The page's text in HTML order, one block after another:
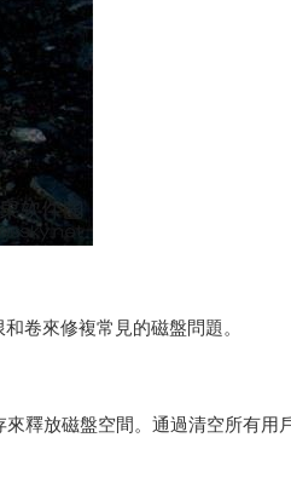
卷來修複常見的磁盤問題。
釋放磁盤空間。通過清空所有用